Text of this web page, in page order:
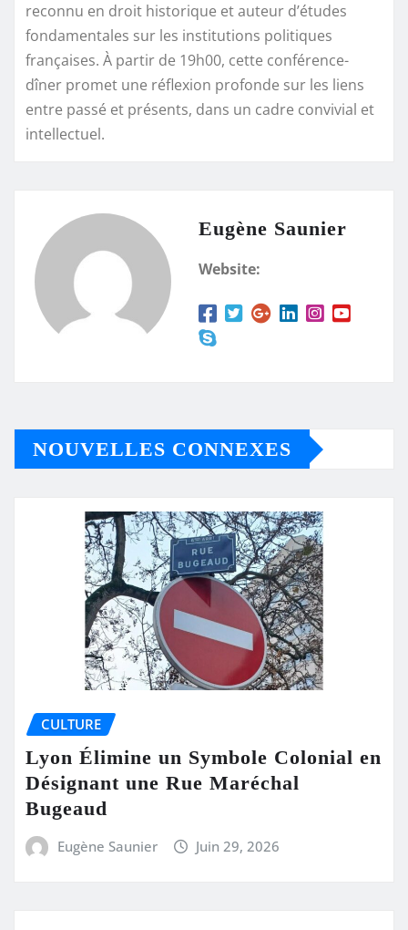
reconnu en droit historique et auteur d’études
fondamentales sur les institutions politiques
françaises. À partir de 19h00, cette conférence-
dîner promet une réflexion profonde sur les liens
entre passé et présents, dans un cadre convivial et
intellectuel.
Eugène Saunier
Website:
NOUVELLES CONNEXES
CULTURE
Lyon Élimine un Symbole Colonial en
Désignant une Rue Maréchal
Bugeaud
Eugène Saunier Juin 29, 2026